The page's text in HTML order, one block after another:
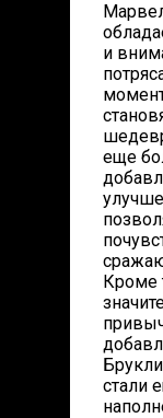
и
еще
Кроме
стали